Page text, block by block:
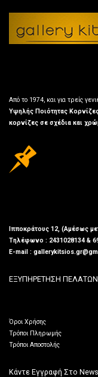
Από το 1974, και για τρείς
Υψηλής Ποιότητας
κορνίζες σε σχέδια και
Ιπποκράτους 12, (Αμέσως
Τηλέφωνο : 2431028134 &
E-mail :
ΕΞΥΠΗΡΕΤΗΣΗ ΠΕΛΑΤΩΝ
Όροι Χρήσης
Τρόποι Πληρωμής
Τρόποι Αποστολής
Κάντε Εγγραφή Στο